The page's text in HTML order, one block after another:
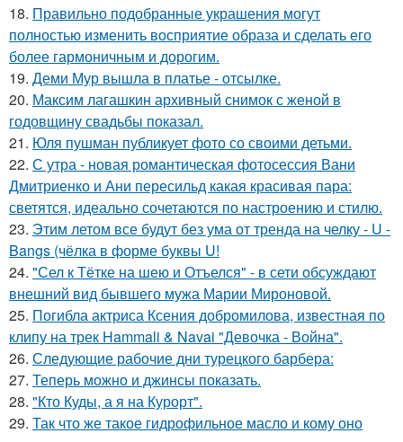
18. Правильно подобранные украшения могут
полностью изменить восприятие образа и сделать его
более гармоничным и дорогим.
19. Деми Мур вышла в платье - отсылке.
20. Максим лагашкин архивный снимок с женой в
годовщину свадьбы показал.
21. Юля пушман публикует фото со своими детьми.
22. С утра - новая романтическая фотосессия Вани
Дмитриенко и Ани пересильд какая красивая пара:
светятся, идеально сочетаются по настроению и стилю.
23. Этим летом все будут без ума от тренда на челку - U -
Bangs (чёлка в форме буквы U!
24. "Сел к Тётке на шею и Отъелся" - в сети обсуждают
внешний вид бывшего мужа Марии Мироновой.
25. Погибла актриса Ксения добромилова, известная по
клипу на трек Hammali & Navai "Девочка - Война".
26. Следующие рабочие дни турецкого барбера:
27. Теперь можно и джинсы показать.
28. "Кто Куды, а я на Курорт".
29. Так что же такое гидрофильное масло и кому оно